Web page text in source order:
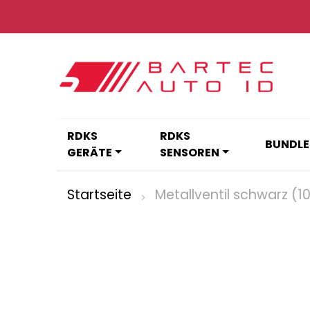
Inhalt
RDKS
GERÄTE
RDKS
SENSOREN
Startseite Metallventil schwarz